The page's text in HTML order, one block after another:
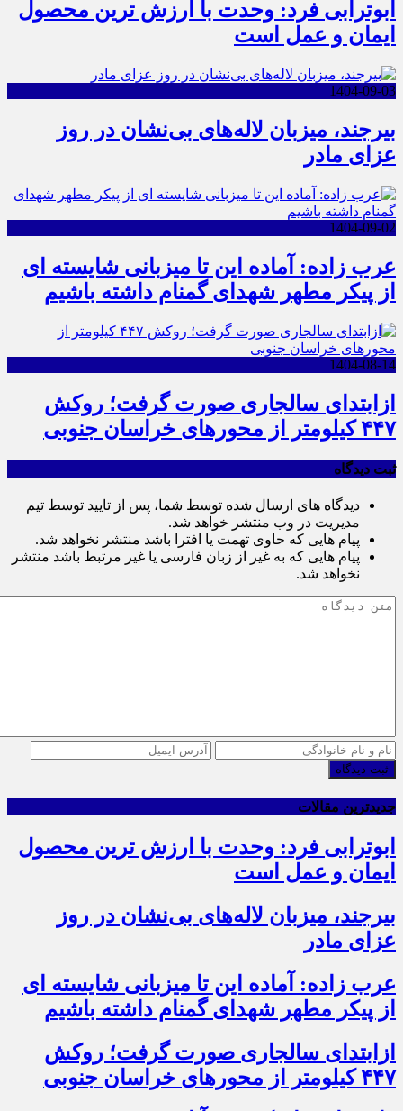
ابوترابی فرد: وحدت با ارزش ترین محصول
ایمان و عمل است
1404-09-03
بیرجند، میزبان لاله‌های بی‌نشان در روز
عزای مادر
1404-09-02
عرب زاده: آماده این تا میزبانی شایسته ای
از پیکر مطهر شهدای گمنام داشته باشیم
1404-08-14
ازابتدای سالجاری صورت گرفت؛ روکش
۴۴۷ کیلومتر از محورهای خراسان جنوبی
ثبت دیدگاه
دیدگاه های ارسال شده توسط شما، پس از تایید توسط تیم
مدیریت در وب منتشر خواهد شد.
پیام هایی که حاوی تهمت یا افترا باشد منتشر نخواهد شد.
پیام هایی که به غیر از زبان فارسی یا غیر مرتبط باشد منتشر
نخواهد شد.
ثبت دیدگاه
جدیدترین مقالات
ابوترابی فرد: وحدت با ارزش ترین محصول
ایمان و عمل است
بیرجند، میزبان لاله‌های بی‌نشان در روز
عزای مادر
عرب زاده: آماده این تا میزبانی شایسته ای
از پیکر مطهر شهدای گمنام داشته باشیم
ازابتدای سالجاری صورت گرفت؛ روکش
۴۴۷ کیلومتر از محورهای خراسان جنوبی